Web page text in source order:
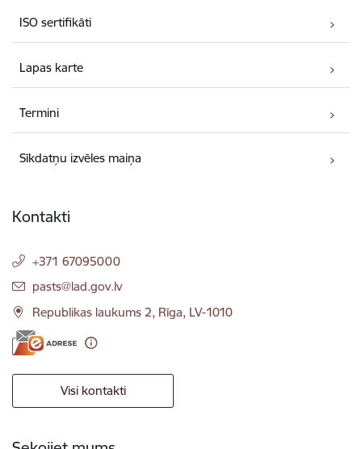
ISO sertifikāti
Lapas karte
Termini
Sīkdatņu izvēles maiņa
Kontakti
+371 67095000
E-pasts:
pasts@lad.gov.lv
Republikas laukums 2, Rīga, LV-1010
Visi kontakti